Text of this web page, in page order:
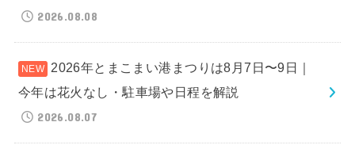
2026.08.08
2026年とまこまい港まつりは8月7日〜9日｜
今年は花火なし・駐車場や日程を解説
2026.08.07